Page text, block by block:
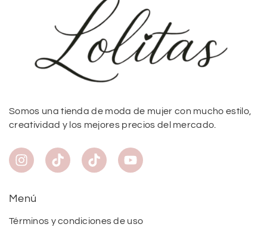
Somos una tienda de moda de mujer con mucho estilo,
creatividad y los mejores precios del mercado.
Menú
Términos y condiciones de uso